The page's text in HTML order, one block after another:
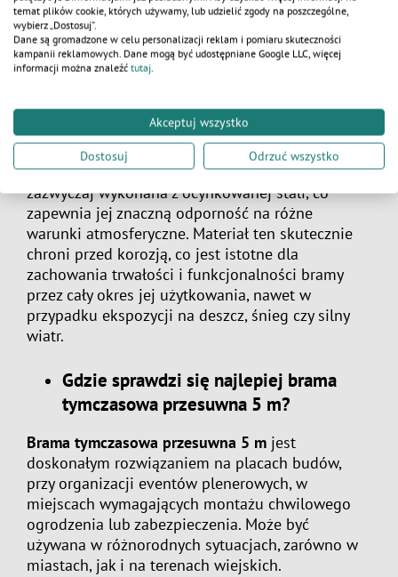
jest szybki i intuicyjny, a dzięki prostej konstrukcji
brama może być zainstalowana przez niewielki
zespół.
Czy brama tymczasowa jest odporna na
warunki atmosferyczne?
Tak,brama tymczasowao szerokości 5 m jest
zazwyczaj wykonana z ocynkowanej stali, co
zapewnia jej znaczną odporność na różne
warunki atmosferyczne. Materiał ten skutecznie
chroni przed korozją, co jest istotne dla
zachowania trwałości i funkcjonalności bramy
przez cały okres jej użytkowania, nawet w
przypadku ekspozycji na deszcz, śnieg czy silny
wiatr.
Gdzie sprawdzi się najlepiej brama
tymczasowa przesuwna 5 m?
Brama tymczasowa przesuwna 5 m jest
doskonałym rozwiązaniem na placach budów,
przy organizacji eventów plenerowych, w
miejscach wymagających montażu chwilowego
ogrodzenia lub zabezpieczenia. Może być
używana w różnorodnych sytuacjach, zarówno w
miastach, jak i na terenach wiejskich.
temat plików cookie, których używamy, lub udzielić zgody na poszczególne,
wybierz „Dostosuj”.
Dane są gromadzone w celu personalizacji reklam i pomiaru skuteczności
kampanii reklamowych. Dane mogą być udostępniane Google LLC, więcej
informacji można znaleźć tutaj.
Akceptuj wszystko
Dostosuj Odrzuć wszystko